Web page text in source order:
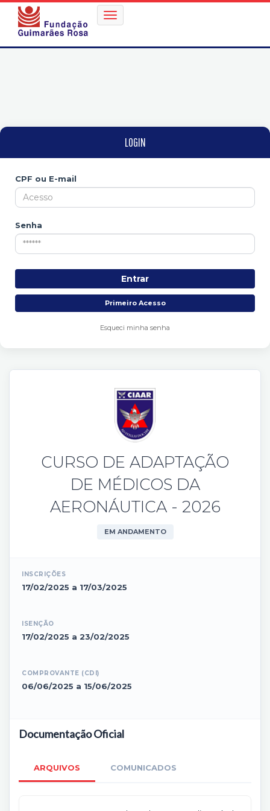
LOGIN
CPF ou E-mail
Senha
Primeiro Acesso
Esqueci minha senha
CURSO DE ADAPTAÇÃO
DE MÉDICOS DA
AERONÁUTICA - 2026
EM ANDAMENTO
INSCRIÇÕES
17/02/2025 a 17/03/2025
ISENÇÃO
17/02/2025 a 23/02/2025
COMPROVANTE (CDI)
06/06/2025 a 15/06/2025
Documentação Oficial
ARQUIVOS COMUNICADOS